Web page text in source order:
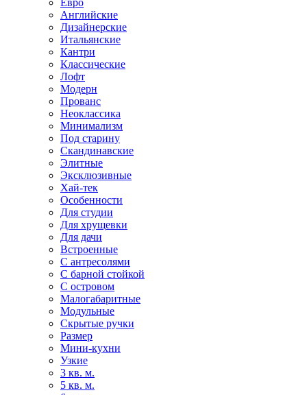
Евро
Английские
Дизайнерские
Итальянские
Кантри
Классические
Лофт
Модерн
Прованс
Неоклассика
Минимализм
Под старину
Скандинавские
Элитные
Эксклюзивные
Хай-тек
Особенности
Для студии
Для хрущевки
Для дачи
Встроенные
С антресолями
С барной стойкой
С островом
Малогабаритные
Модульные
Скрытые ручки
Размер
Мини-кухни
Узкие
3 кв. м.
5 кв. м.